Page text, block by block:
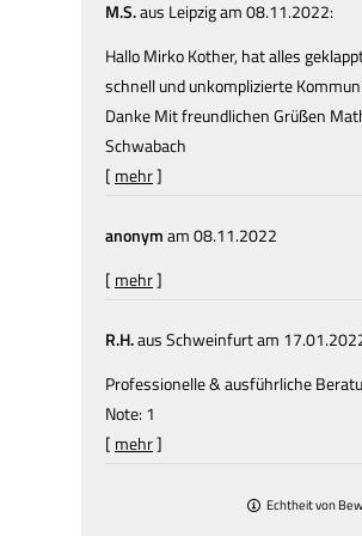
M.S.aus Leipzigam 08.11.2022:
Hallo Mirko Kother, hat alles
schnell und unkomplizierte
Danke Mit freundlichen Grüßen
Schwabach
[ mehr]
anonymam 08.11.2022
[ mehr]
R.H.aus Schweinfurtam
Professionelle & ausführliche
Note: 1
[ mehr]
Echtheit von